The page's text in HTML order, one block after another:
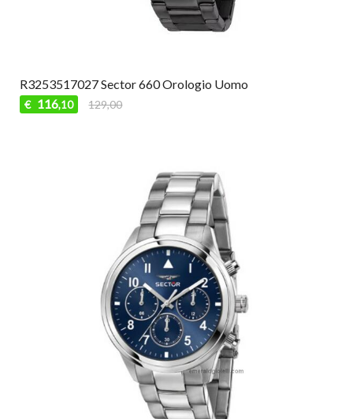
R3253517027 Sector 660 Orologio Uomo
€ 116,10 129,00